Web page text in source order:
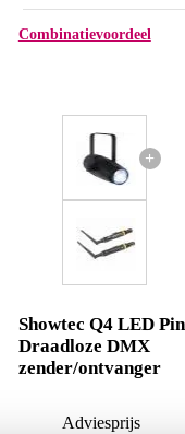
Combinatievoordeel
+
Showtec Q4 LED
Draadloze DMX
zender/ontvanger
Adviesprijs